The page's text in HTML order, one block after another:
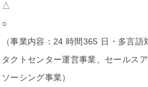
△
○
（事業内容：24 時間365 日・多言語
タクトセンター運営事業、セールスア
ソーシング事業）